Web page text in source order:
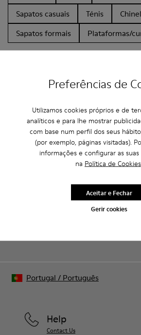
Preferências de
Utilizamos cookies próprios e de
analíticos e para lhe mostrar
com base num perfil dos seus
(por exemplo, páginas visitadas).
informações e configurar as
na Política de Cookies
Gerir cookies
Aceitar e Fechar
Sapatos casuais
Ténis
Sapatos formais
Plataformas/
HOMEM SAPATOS NRF PARA
Saldos: Obtém um
vantagens como descontos exclusivos,
Help
Contact Us
Portugal / Português